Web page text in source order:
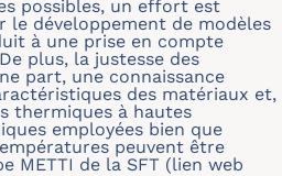
possibles, un effort est
le développement de modèles
à une prise en compte
plus, la justesse des
part, une connaissance
des matériaux et,
thermiques à hautes
employées bien que
peuvent être
METTI de la SFT (lien web